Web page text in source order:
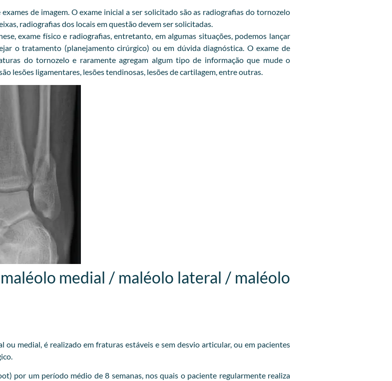
de imagem. O exame inicial a ser solicitado são as radiografias do tornozelo
radiografias dos locais em questão devem ser solicitadas.
exame físico e radiografias, entretanto, em algumas situações, podemos lançar
o tratamento (planejamento cirúrgico) ou em dúvida diagnóstica. O exame de
do tornozelo e raramente agregam algum tipo de informação que mude o
lesões ligamentares, lesões tendinosas, lesões de cartilagem, entre outras.
medial / maléolo lateral / maléolo
medial, é realizado em fraturas estáveis e sem desvio articular, ou em pacientes
por um período médio de 8 semanas, nos quais o paciente regularmente realiza